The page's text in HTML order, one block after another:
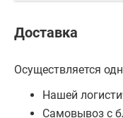
Доставка
Осуществляется
Нашей
Самовывоз с